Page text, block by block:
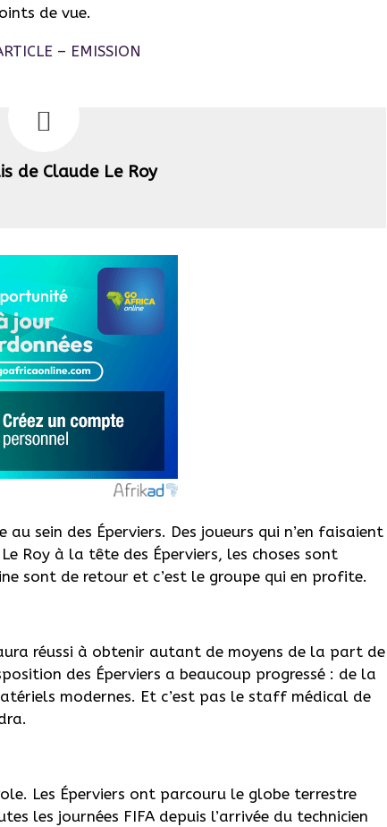
de vue.
de Claude Le Roy
sein des Éperviers. Des joueurs qui n’en faisaient
Roy à la tête des Éperviers, les choses sont
sont de retour et c’est le groupe qui en profite.
réussi à obtenir autant de moyens de la part de
des Éperviers a beaucoup progressé : de la
modernes. Et c’est pas le staff médical de
Les Éperviers ont parcouru le globe terrestre
les journées FIFA depuis l’arrivée du technicien